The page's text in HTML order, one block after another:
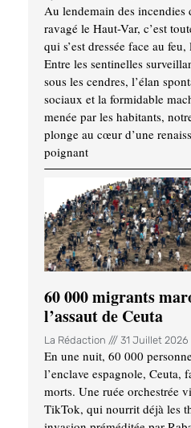
Au lendemain des incendies
ravagé le Haut-Var, c’est
qui s’est dressée face au
Entre les sentinelles
sous les cendres, l’élan
sociaux et la formidable
menée par les habitants,
plonge au cœur d’une
poignant
60 000 migrants
l’assaut de Ceuta
La Rédaction 31 Juillet 2026
En une nuit, 60 000
l’enclave espagnole, Ceuta,
morts. Une ruée orchestrée
TikTok, qui nourrit déjà les